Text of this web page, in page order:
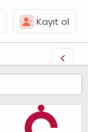
Kayıt ol